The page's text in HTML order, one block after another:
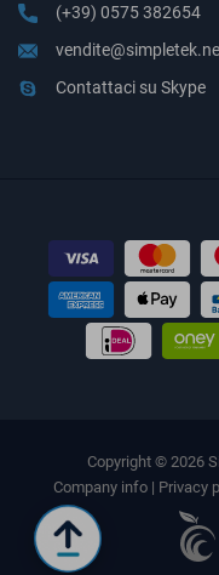
(+39) 0575 382654
Contattaci su Skype
Copyright © 2026
Company info | Privacy